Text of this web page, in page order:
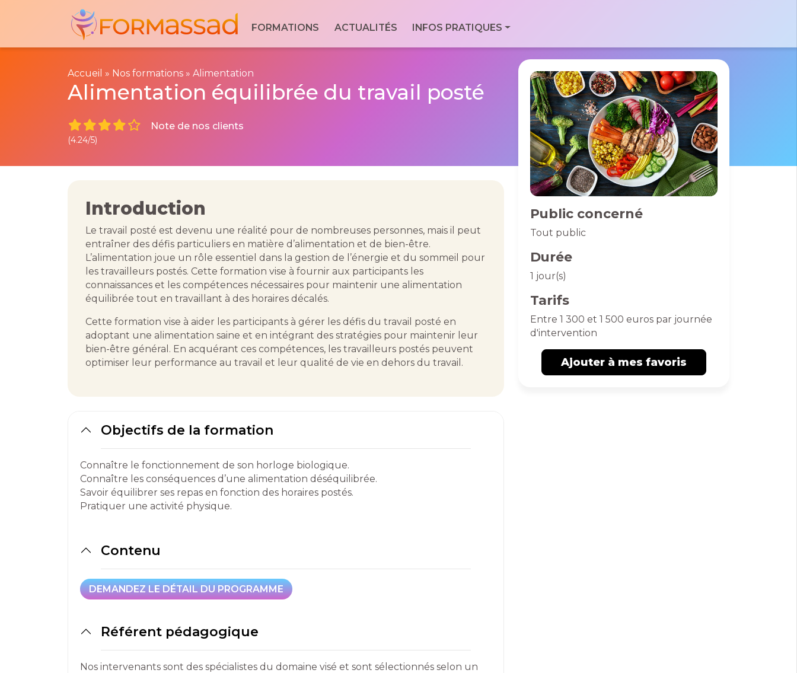
Découvrez votre formation idéale
Explorez nos formations dédiées aux professionnels du
Cliquez ici :Nos formations
Formassad
9 Bd Pierre
Mendes France
77600 Bussy St
Georges
01 40 06 01 26
FORMATIONS ACTUALITÉS INFOS PRATIQUES
Accueil » Nos formations » Alimentation
Alimentation équilibrée du travail posté
Note de nos clients
(4.24/5)
Introduction
Le travail posté est devenu une réalité pour de nombreuses personnes, mais il peut
entraîner des défis particuliers en matière d’alimentation et de bien-être.
L’alimentation joue un rôle essentiel dans la gestion de l’énergie et du sommeil pour
les travailleurs postés. Cette formation vise à fournir aux participants les
connaissances et les compétences nécessaires pour maintenir une alimentation
équilibrée tout en travaillant à des horaires décalés.
Cette formation vise à aider les participants à gérer les défis du travail posté en
adoptant une alimentation saine et en intégrant des stratégies pour maintenir leur
bien-être général. En acquérant ces compétences, les travailleurs postés peuvent
optimiser leur performance au travail et leur qualité de vie en dehors du travail.
Objectifs de la formation
Connaître le fonctionnement de son horloge biologique.
Connaître les conséquences d’une alimentation déséquilibrée.
Savoir équilibrer ses repas en fonction des horaires postés.
Pratiquer une activité physique.
Contenu
DEMANDEZ LE DÉTAIL DU PROGRAMME
DEMANDEZ LE DÉTAIL DU PROGRAMME
Référent pédagogique
Nos intervenants sont des spécialistes du domaine visé et sont sélectionnés selon un
Public concerné
Tout public
Durée
1 jour(s)
Tarifs
Entre 1 300 et 1 500 euros par journée
d'intervention
Ajouter à mes favoris